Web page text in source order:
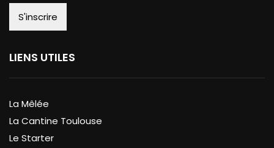
LIENS UTILES
La Mêlée
La Cantine Toulouse
Le Starter